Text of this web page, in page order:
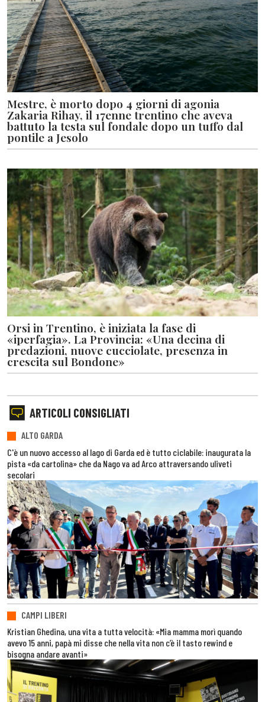
Mestre, è morto dopo 4 giorni di agonia
Zakaria Rihay, il 17enne trentino che aveva
battuto la testa sul fondale dopo un tuffo dal
pontile a Jesolo
Orsi in Trentino, è iniziata la fase di
«iperfagia». La Provincia: «Una decina di
predazioni, nuove cucciolate, presenza in
crescita sul Bondone»
ARTICOLI CONSIGLIATI
ALTO GARDA
C'è un nuovo accesso al lago di Garda ed è tutto ciclabile: inaugurata la
pista «da cartolina» che da Nago va ad Arco attraversando uliveti
secolari
CAMPI LIBERI
Kristian Ghedina, una vita a tutta velocità: «Mia mamma morì quando
avevo 15 anni, papà mi disse che nella vita non c’è il tasto rewind e
bisogna andare avanti»